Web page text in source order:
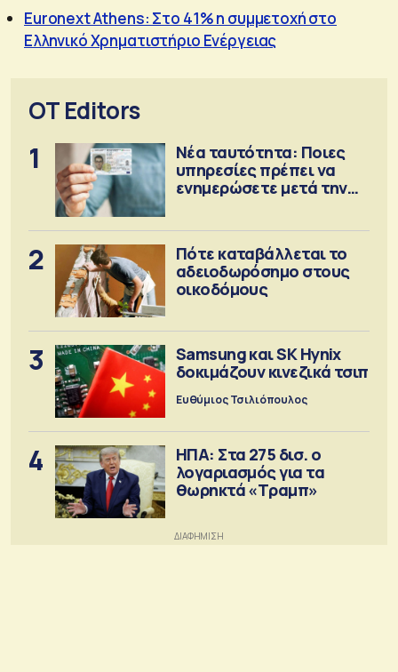
Euronext Athens: Στο 41% η συμμετοχή στο
Ελληνικό Χρηματιστήριο Ενέργειας
OT Editors
1
Νέα ταυτότητα: Ποιες
υπηρεσίες πρέπει να
ενημερώσετε μετά την
2
Πότε καταβάλλεται το
αδειοδωρόσημο στους
οικοδόμους
3
Samsung και SK Hynix
δοκιμάζουν κινεζικά τσιπ
Ευθύμιος Τσιλιόπουλος
4
ΗΠΑ: Στα 275 δισ. ο
λογαριασμός για τα
θωρηκτά «Τραμπ»